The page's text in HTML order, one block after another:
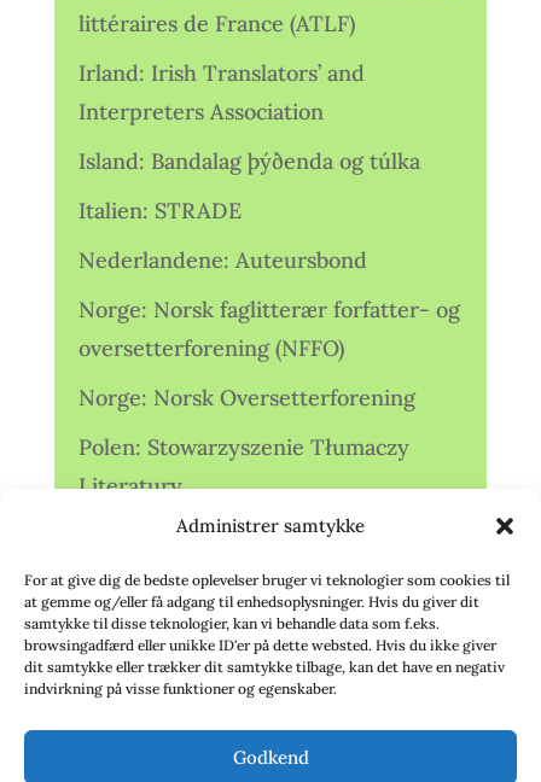
Administrer samtykke
For at give dig de bedste oplevelser bruger vi teknologier som cookies til
at gemme og/eller få adgang til enhedsoplysninger. Hvis du giver dit
samtykke til disse teknologier, kan vi behandle data som f.eks.
browsingadfærd eller unikke ID'er på dette websted. Hvis du ikke giver
dit samtykke eller trækker dit samtykke tilbage, kan det have en negativ
indvirkning på visse funktioner og egenskaber.
Godkend
littéraires de France (ATLF)
Irland: Irish Translators’ and
Interpreters Association
Island: Bandalag þýðenda og túlka
Italien: STRADE
Nederlandene: Auteursbond
Norge: Norsk faglitterær forfatter- og
oversetterforening (NFFO)
Norge: Norsk Oversetterforening
Polen: Stowarzyszenie Tłumaczy
Literatury
Storbritannien: Translators
Association (TA)
Sverige: Översättarsektionen (Ö.)
Sverige: Översättarcentrum (ÖC)
deutschsprachiger Übersetzer (VdÜ)